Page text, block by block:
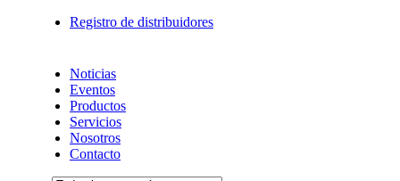
Registro de distribuidores
Noticias
Eventos
Productos
Servicios
Nosotros
Contacto